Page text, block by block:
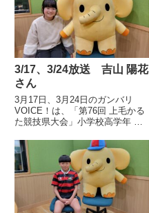
3/17、3/24放送 吉山 陽花
さん
3月17日、3月24日のガンバリ
VOICE！は、「第76回 上毛かる
た競技県大会」小学校高学年 個
第二小学校6年 吉山 陽花さんの
声です。